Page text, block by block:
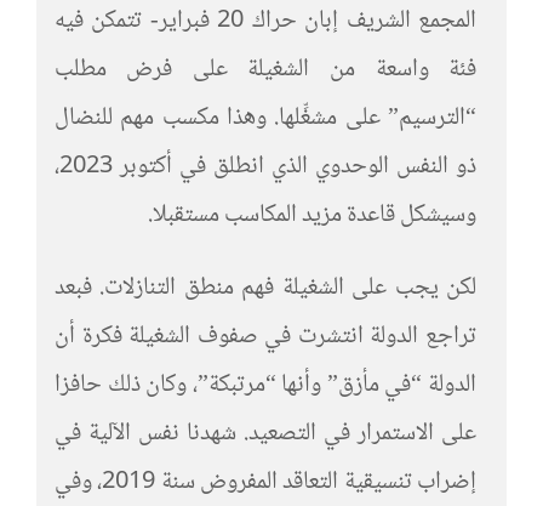
المجمع الشريف إبان حراك 20 فبراير- تتمكن فيه
فئة واسعة من الشغيلة على فرض مطلب
“الترسيم” على مشغِّلها. وهذا مكسب مهم للنضال
ذو النفس الوحدوي الذي انطلق في أكتوبر 2023،
وسيشكل قاعدة مزيد المكاسب مستقبلا.
لكن يجب على الشغيلة فهم منطق التنازلات. فبعد
تراجع الدولة انتشرت في صفوف الشغيلة فكرة أن
الدولة “في مأزق” وأنها “مرتبكة”، وكان ذلك حافزا
على الاستمرار في التصعيد. شهدنا نفس الآلية في
إضراب تنسيقية التعاقد المفروض سنة 2019، وفي